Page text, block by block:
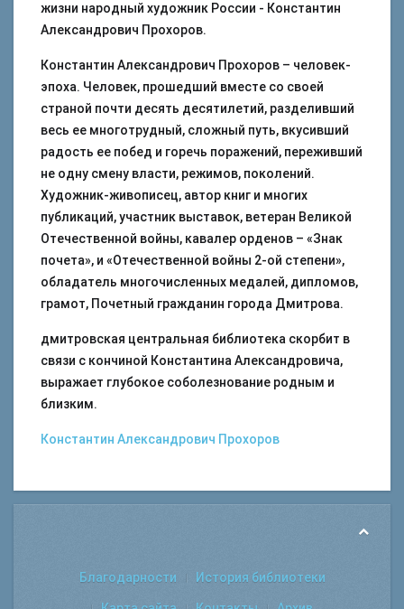
жизни народный художник России - Константин
Александрович Прохоров.
Константин Александрович Прохоров – человек-
эпоха. Человек, прошедший вместе со своей
страной почти десять десятилетий, разделивший
весь ее многотрудный, сложный путь, вкусивший
радость ее побед и горечь поражений, переживший
не одну смену власти, режимов, поколений.
Художник-живописец, автор книг и многих
публикаций, участник выставок, ветеран Великой
Отечественной войны, кавалер орденов – «Знак
почета», и «Отечественной войны 2-ой степени»,
обладатель многочисленных медалей, дипломов,
грамот, Почетный гражданин города Дмитрова.
дмитровская центральная библиотека скорбит в
связи с кончиной Константина Александровича,
выражает глубокое соболезнование родным и
близким.
Константин Александрович Прохоров
Благодарности История библиотеки